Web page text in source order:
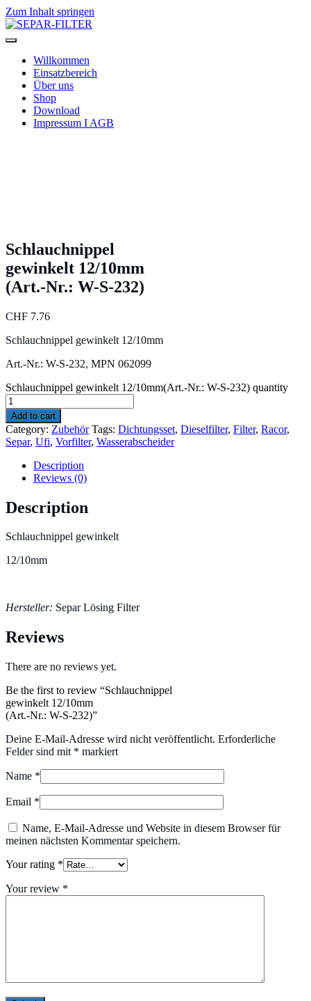
Zum Inhalt springen
SEPAR-FILTER
Willkommen
Einsatzbereich
Über uns
Shop
Download
Impressum I AGB
Schlauchnippel
gewinkelt 12/10mm
(Art.-Nr.: W-S-232)
CHF 7.76
Schlauchnippel gewinkelt 12/10mm
Art.-Nr.: W-S-232, MPN 062099
Schlauchnippel gewinkelt 12/10mm(Art.-Nr.: W-S-232) quantity
Add to cart
Category: Zubehör Tags: Dichtungsset, Dieselfilter, Filter, Racor,
Separ, Ufi, Vorfilter, Wasserabscheider
Description
Reviews (0)
Description
Schlauchnippel gewinkelt
12/10mm
Hersteller: Separ Lösing Filter
Reviews
There are no reviews yet.
Be the first to review “Schlauchnippel
gewinkelt 12/10mm
(Art.-Nr.: W-S-232)”
Deine E-Mail-Adresse wird nicht veröffentlicht. Erforderliche
Felder sind mit * markiert
Name *
Email *
Name, E-Mail-Adresse und Website in diesem Browser für
meinen nächsten Kommentar speichern.
Your rating *
Your review *